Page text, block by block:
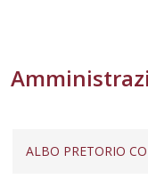
ALBO PRETORIO